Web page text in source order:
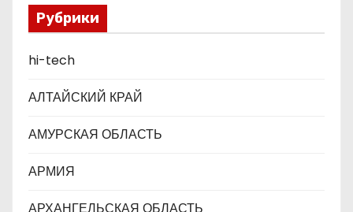
п
и
с
я
м
Рубрики
hi-tech
АЛТАЙСКИЙ КРАЙ
АМУРСКАЯ ОБЛАСТЬ
АРМИЯ